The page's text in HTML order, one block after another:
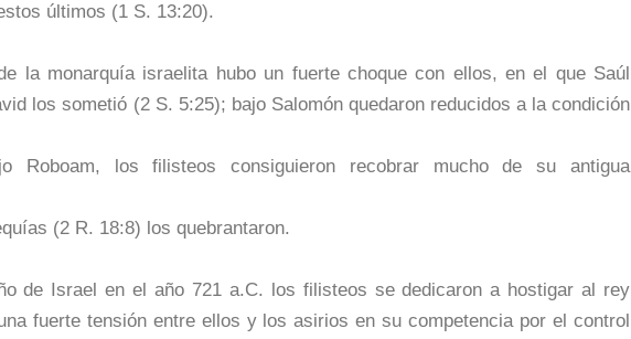
últimos (1 S. 13:20).
la monarquía israelita hubo un fuerte choque con ellos, en el que Saúl
los sometió (2 S. 5:25); bajo Salomón quedaron reducidos a la condición
Roboam, los filisteos consiguieron recobrar mucho de su antigua
(2 R. 18:8) los quebrantaron.
de Israel en el año 721 a.C. los filisteos se dedicaron a hostigar al rey
fuerte tensión entre ellos y los asirios en su competencia por el control